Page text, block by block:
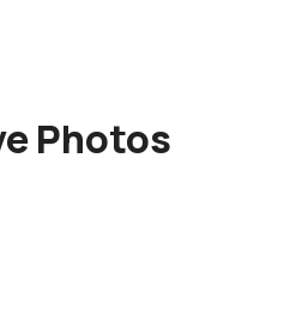
Photos